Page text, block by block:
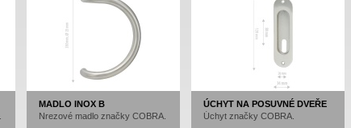
MADLO INOX B
Nrezové madlo značky COBRA.
ÚCHYT NA POSUVNÉ DVEŘE
Úchyt značky COBRA.